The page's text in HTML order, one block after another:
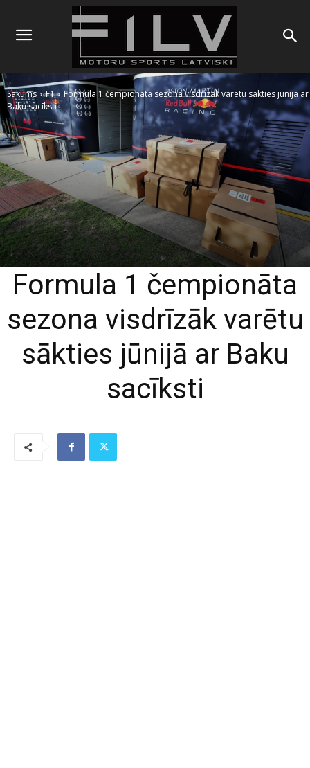
Sākums F1
Formula 1 čempionāta sezona visdrīzāk varētu sākties jūnijā ar
Baku sacīksti
Formula 1 čempionāta
sezona visdrīzāk varētu
sākties jūnijā ar Baku
sacīksti